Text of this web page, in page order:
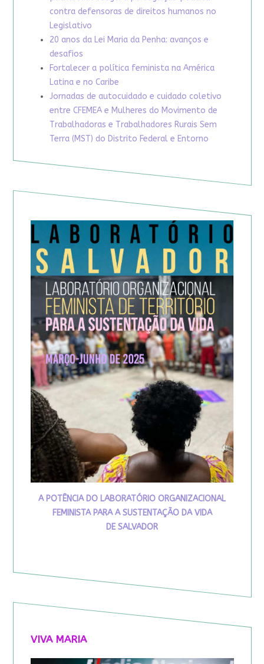
contra defensoras de direitos humanos no
Legislativo
20 anos da Lei Maria da Penha: avanços e
desafios
Fortalecer a política feminista na América
Latina e no Caribe
Jornadas de autocuidado e cuidado coletivo
entre CFEMEA e Mulheres do Movimento de
Trabalhadoras e Trabalhadores Rurais Sem
Terra (MST) do Distrito Federal e Entorno
A POTÊNCIA DO LABORATÓRIO ORGANIZACIONAL
FEMINISTA PARA A SUSTENTAÇÃO DA VIDA
DE SALVADOR
VIVA MARIA